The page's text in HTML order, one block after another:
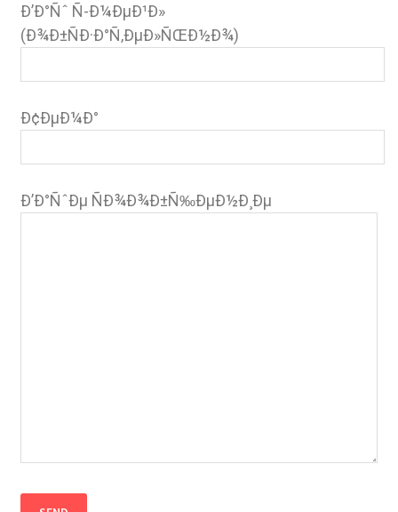
Ð’Ð°Ñˆ Ñ-Ð¼ÐµÐ¹Ð»
(Ð¾Ð±ÑÐ·Ð°Ñ‚ÐµÐ»ÑŒÐ½Ð¾)
Ð¢ÐµÐ¼Ð°
Ð’Ð°ÑˆÐµ ÑÐ¾Ð¾Ð±Ñ‰ÐµÐ½Ð¸Ðµ